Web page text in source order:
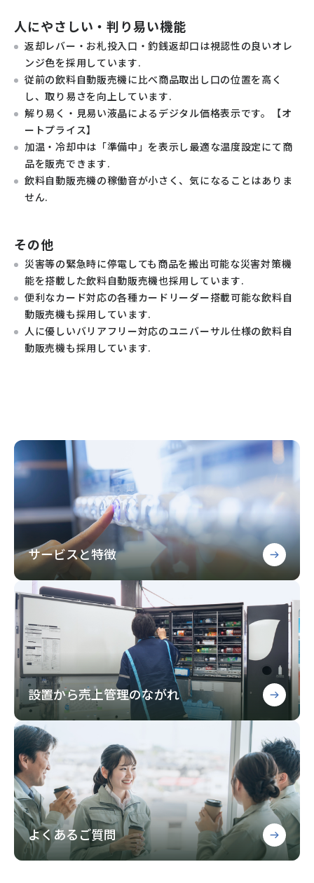
人にやさしい・判り易い機能
返却レバー・お札投入口・釣銭返却口は視認性の良いオレ
ンジ色を採用しています.
従前の飲料自動販売機に比べ商品取出し口の位置を高く
し、取り易さを向上しています.
解り易く・見易い液晶によるデジタル価格表示です。【オ
ートプライス】
加温・冷却中は「準備中」を表示し最適な温度設定にて商
品を販売できます.
飲料自動販売機の稼働音が小さく、気になることはありま
せん.
その他
災害等の緊急時に停電しても商品を搬出可能な災害対策機
能を搭載した飲料自動販売機也採用しています.
便利なカード対応の各種カードリーダー搭載可能な飲料自
動販売機も採用しています.
人に優しいバリアフリー対応のユニバーサル仕様の飲料自
動販売機も採用しています.
サービスと特徴
設置から売上管理のながれ
よくあるご質問